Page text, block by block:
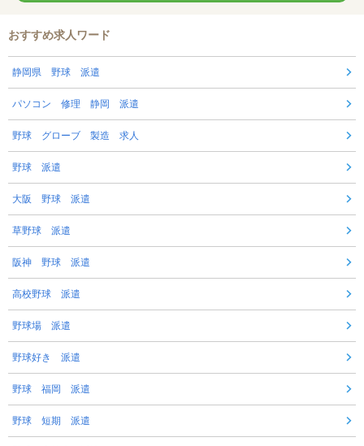
おすすめ求人ワード
静岡県 野球 派遣
パソコン 修理 静岡 派遣
野球 グローブ 製造 求人
野球 派遣
大阪 野球 派遣
草野球 派遣
阪神 野球 派遣
高校野球 派遣
野球場 派遣
野球好き 派遣
野球 福岡 派遣
野球 短期 派遣